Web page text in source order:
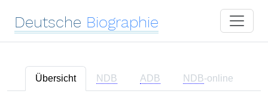
Deutsche Biographie
Übersicht NDB ADB NDB-online